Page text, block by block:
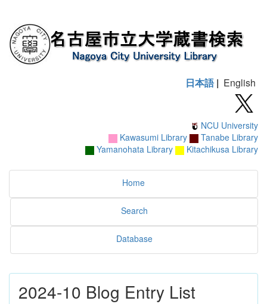
日本語| English
NCU University
Kawasumi Library
Tanabe Library
Yamanohata Library
Kitachikusa Library
Home
Search
Database
2024-10 Blog Entry List